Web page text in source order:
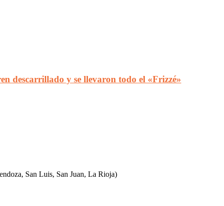
descarrillado y se llevaron todo el «Frizzé»
San Luis, San Juan, La Rioja)